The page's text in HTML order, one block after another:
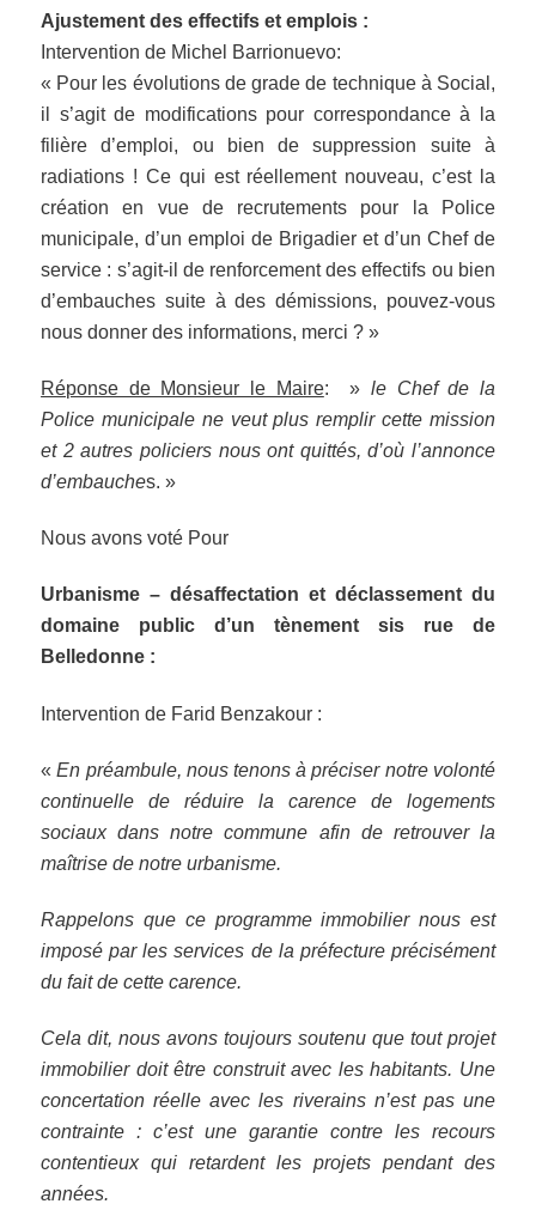
Ajustement des effectifs et emplois :
Intervention de Michel Barrionuevo:
« Pour les évolutions de grade de technique à Social,
il s’agit de modifications pour correspondance à la
filière d’emploi, ou bien de suppression suite à
radiations ! Ce qui est réellement nouveau, c’est la
création en vue de recrutements pour la Police
municipale, d’un emploi de Brigadier et d’un Chef de
service : s’agit-il de renforcement des effectifs ou bien
d’embauches suite à des démissions, pouvez-vous
nous donner des informations, merci ? »
Réponse de Monsieur le Maire: » le Chef de la
Police municipale ne veut plus remplir cette mission
et 2 autres policiers nous ont quittés, d’où l’annonce
d’embauches. »
Nous avons voté Pour
Urbanisme – désaffectation et déclassement du
domaine public d’un tènement sis rue de
Belledonne :
Intervention de Farid Benzakour :
«En préambule, nous tenons à préciser notre volonté
continuelle de réduire la carence de logements
sociaux dans notre commune afin de retrouver la
maîtrise de notre urbanisme.
Rappelons que ce programme immobilier nous est
imposé par les services de la préfecture précisément
du fait de cette carence.
Cela dit, nous avons toujours soutenu que tout projet
immobilier doit être construit avec les habitants. Une
concertation réelle avec les riverains n’est pas une
contrainte : c’est une garantie contre les recours
contentieux qui retardent les projets pendant des
années.